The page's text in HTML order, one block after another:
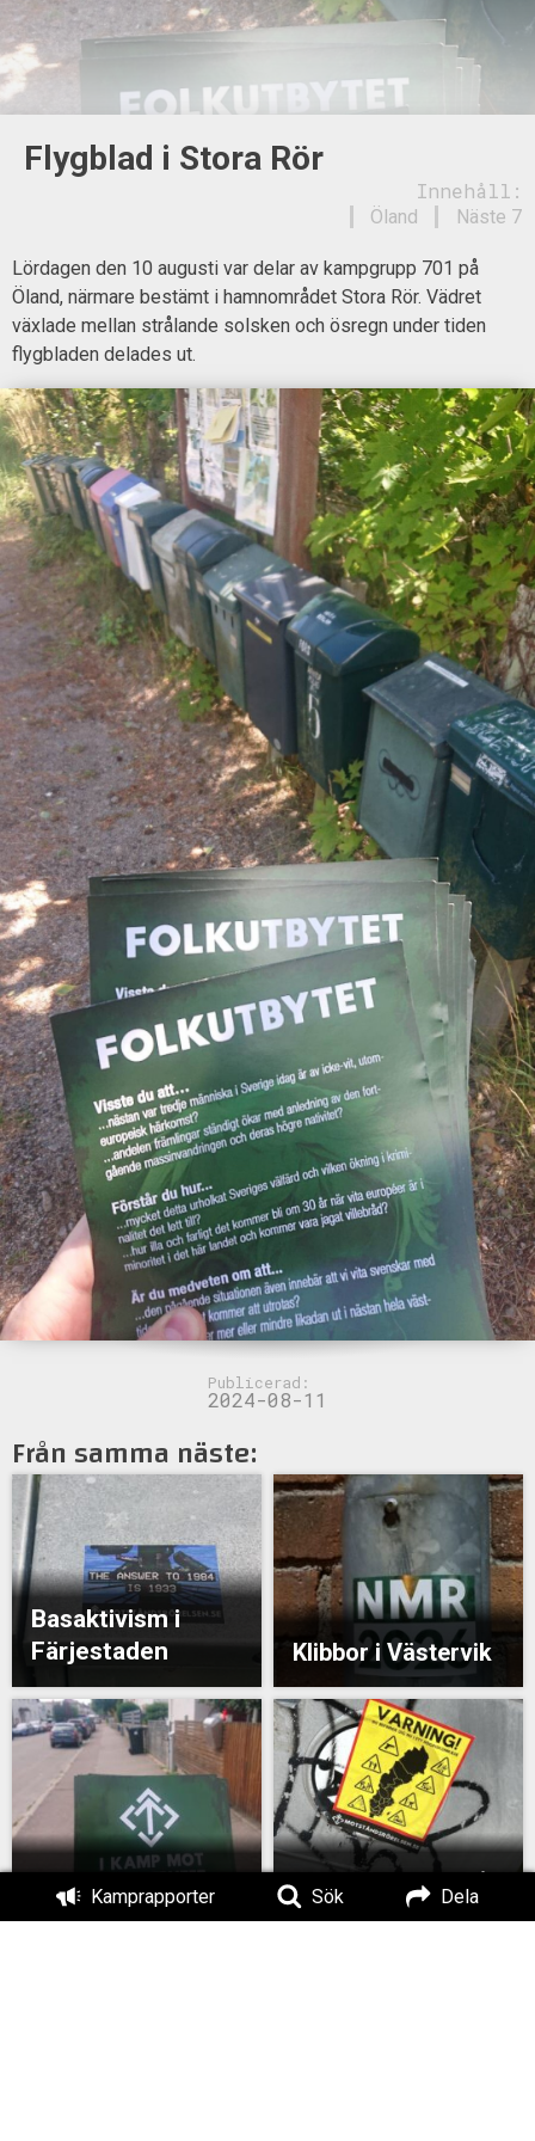
Kamprapporter Sök Dela
Flygblad i Stora Rör
Innehåll:
Näste 7
Öland
Lördagen den 10 augusti var delar av kampgrupp 701 på
Öland, närmare bestämt i hamnområdet Stora Rör. Vädret
växlade mellan strålande solsken och ösregn under tiden
flygbladen delades ut.
Publicerad:
2024-08-11
Från samma näste:
Basaktivism i
Färjestaden
Klibbor i Västervik
Klistermärken i Tranås